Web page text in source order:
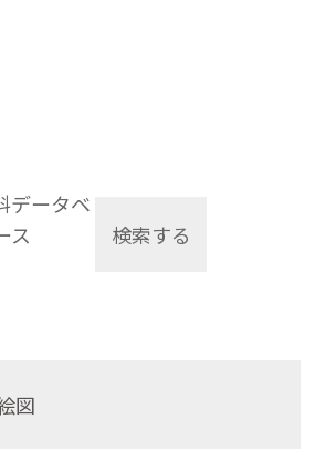
データベ
ス
検索する
図